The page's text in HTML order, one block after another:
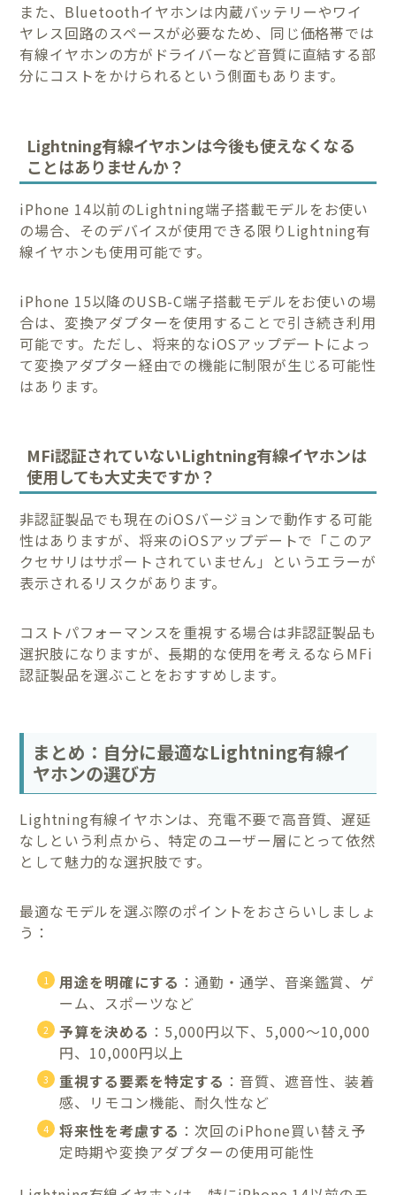
また、Bluetoothイヤホンは内蔵バッテリーやワイ
ヤレス回路のスペースが必要なため、同じ価格帯では
有線イヤホンの方がドライバーなど音質に直結する部
分にコストをかけられるという側面もあります。
Lightning有線イヤホンは今後も使えなくなる
ことはありませんか？
iPhone 14以前のLightning端子搭載モデルをお使い
の場合、そのデバイスが使用できる限りLightning有
線イヤホンも使用可能です。
iPhone 15以降のUSB-C端子搭載モデルをお使いの場
合は、変換アダプターを使用することで引き続き利用
可能です。ただし、将来的なiOSアップデートによっ
て変換アダプター経由での機能に制限が生じる可能性
はあります。
MFi認証されていないLightning有線イヤホンは
使用しても大丈夫ですか？
非認証製品でも現在のiOSバージョンで動作する可能
性はありますが、将来のiOSアップデートで「このア
クセサリはサポートされていません」というエラーが
表示されるリスクがあります。
コストパフォーマンスを重視する場合は非認証製品も
選択肢になりますが、長期的な使用を考えるならMFi
認証製品を選ぶことをおすすめします。
まとめ：自分に最適なLightning有線イ
ヤホンの選び方
Lightning有線イヤホンは、充電不要で高音質、遅延
なしという利点から、特定のユーザー層にとって依然
として魅力的な選択肢です。
最適なモデルを選ぶ際のポイントをおさらいしましょ
う：
用途を明確にする ：通勤・通学、音楽鑑賞、ゲ
ーム、スポーツなど
予算を決める ：5,000円以下、5,000〜10,000
円、10,000円以上
重視する要素を特定する ：音質、遮音性、装着
感、リモコン機能、耐久性など
将来性を考慮する ：次回のiPhone買い替え予
定時期や変換アダプターの使用可能性